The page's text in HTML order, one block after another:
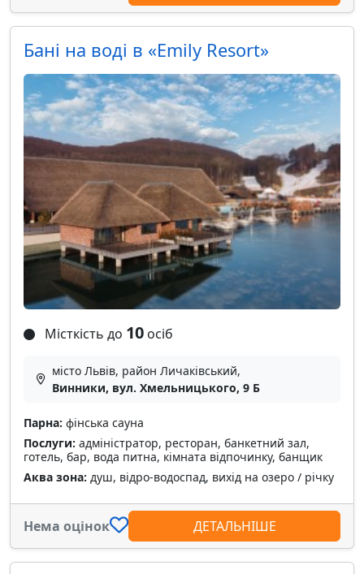
Бані на воді в «Emily Resort»
Місткість до 10 осіб
місто Львів, район Личаківський,
Винники, вул. Хмельницького, 9 Б
Парна: фінська сауна
Послуги: адміністратор, ресторан, банкетний зал,
готель, бар, вода питна, кімната відпочинку, банщик
Аква зона: душ, відро-водоспад, вихід на озеро / річку
Нема оцінок ДЕТАЛЬНІШЕ